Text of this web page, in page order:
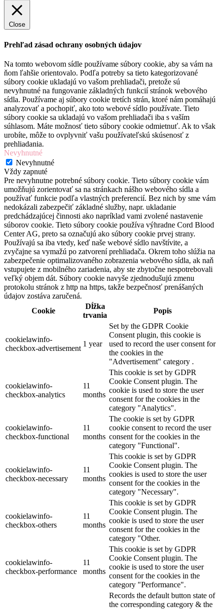
Close
Prehľad zásad ochrany osobných údajov
Na tomto webovom sídle používame súbory cookie, aby sa vám na
ňom ľahšie orientovalo. Podľa potreby sa tieto kategorizované
súbory cookie ukladajú vo vašom prehliadači, pretože sú
nevyhnutné na fungovanie základných funkcií stránok webového
sídla. Používame aj súbory cookie tretích strán, ktoré nám pomáhajú
analyzovať a pochopiť, ako toto webové sídlo používate. Tieto
súbory cookie sa ukladajú vo vašom prehliadači iba s vaším
súhlasom. Máte možnosť tieto súbory cookie odmietnuť. Ak to však
urobíte, môže to ovplyvniť vašu používateľskú skúsenosť z
prehliadania.
Nevyhnutné
Nevyhnutné
Vždy zapnuté
Pre nevyhnutne potrebné súbory cookie. Tieto súbory cookie vám
umožňujú zorientovať sa na stránkach nášho webového sídla a
používať funkcie podľa vlastných preferencií. Bez nich by sme vám
nedokázali zabezpečiť základné služby, napr. ukladanie
predchádzajúcej činnosti ako napríklad vami zvolené nastavenie
súborov cookie. Tieto súbory cookie používa výhradne Cord Blood
Center AG, preto sa označujú ako súbory cookie prvej strany.
Používajú sa iba vtedy, keď naše webové sídlo navštívite, a
zvyčajne sa vymažú po zatvorení prehliadača. Okrem toho slúžia na
zabezpečenie optimalizovaného zobrazenia webového sídla, ak naň
vstupujete z mobilného zariadenia, aby ste zbytočne nespotrebovali
veľký objem dát. Súbory cookie navyše zjednodušujú zmenu
protokolu stránok z http na https, takže bezpečnosť prenášaných
údajov zostáva zaručená.
Cookie
Dĺžka
trvania
Popis
cookielawinfo-
checkbox-advertisement
1 year
Set by the GDPR Cookie
Consent plugin, this cookie is
used to record the user consent for
the cookies in the
"Advertisement" category .
cookielawinfo-
checkbox-analytics
11
months
This cookie is set by GDPR
Cookie Consent plugin. The
cookie is used to store the user
consent for the cookies in the
category "Analytics".
cookielawinfo-
checkbox-functional
11
months
The cookie is set by GDPR
cookie consent to record the user
consent for the cookies in the
category "Functional".
cookielawinfo-
checkbox-necessary
11
months
This cookie is set by GDPR
Cookie Consent plugin. The
cookies is used to store the user
consent for the cookies in the
category "Necessary".
cookielawinfo-
checkbox-others
11
months
This cookie is set by GDPR
Cookie Consent plugin. The
cookie is used to store the user
consent for the cookies in the
category "Other.
cookielawinfo-
checkbox-performance
11
months
This cookie is set by GDPR
Cookie Consent plugin. The
cookie is used to store the user
consent for the cookies in the
category "Performance".
Records the default button state of
the corresponding category & the